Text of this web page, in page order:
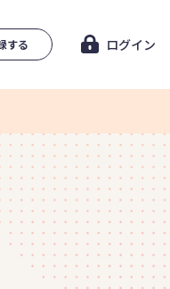
する ログイン